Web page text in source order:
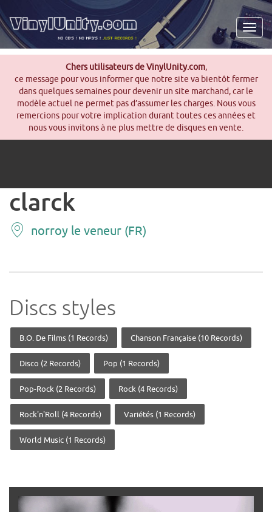
Chers utilisateurs de VinylUnity.com,
ce message pour vous informer que notre site va bientôt fermer
dans quelques semaines pour devenir un site marchand, car le
modèle actuel ne permet pas d’assumer les charges. Nous vous
remercions pour votre implication durant toutes ces années et
nous vous invitons à ne plus mettre de disques en vente.
clarck
norroy le veneur (FR)
Discs styles
B.O. De Films (1 Records) Chanson Française (10 Records)
Disco (2 Records) Pop (1 Records)
Pop-Rock (2 Records) Rock (4 Records)
Rock'n'Roll (4 Records) Variétés (1 Records)
World Music (1 Records)